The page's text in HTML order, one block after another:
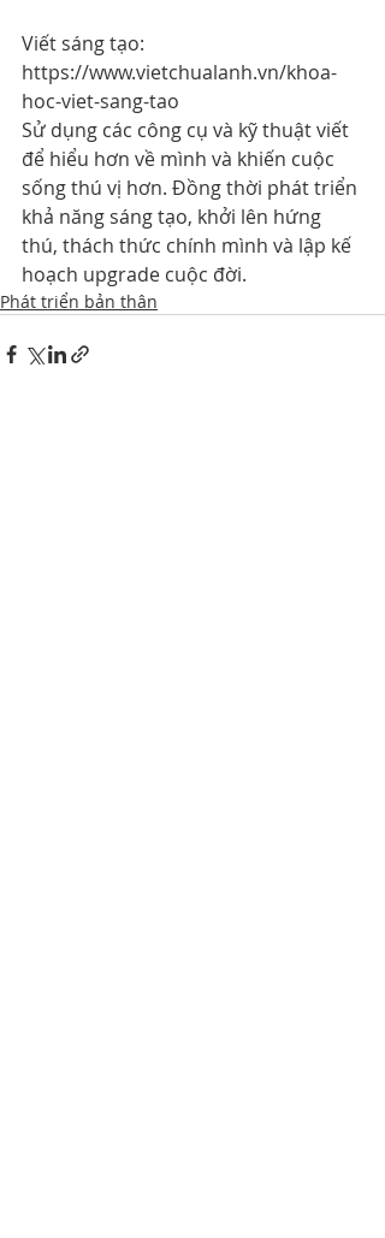
Viết sáng tạo:
https://www.vietchualanh.vn/khoa-
hoc-viet-sang-tao
Sử dụng các công cụ và kỹ thuật viết
để hiểu hơn về mình và khiến cuộc
sống thú vị hơn. Đồng thời phát triển
khả năng sáng tạo, khởi lên hứng
thú, thách thức chính mình và lập kế
hoạch upgrade cuộc đời.
Phát triển bản thân